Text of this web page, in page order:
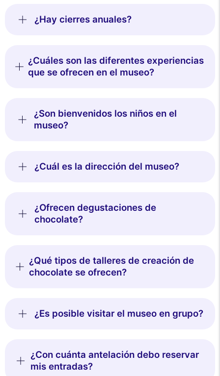
¿Hay cierres anuales?
¿Cuáles son las diferentes experiencias
que se ofrecen en el museo?
¿Son bienvenidos los niños en el
museo?
¿Cuál es la dirección del museo?
¿Ofrecen degustaciones de
chocolate?
¿Qué tipos de talleres de creación de
chocolate se ofrecen?
¿Es posible visitar el museo en grupo?
¿Con cuánta antelación debo reservar
mis entradas?